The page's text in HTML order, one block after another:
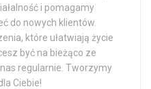
i pomagamy
do nowych klientów.
które ułatwiają życie
być na bieżąco ze
regularnie. Tworzymy
Ciebie!